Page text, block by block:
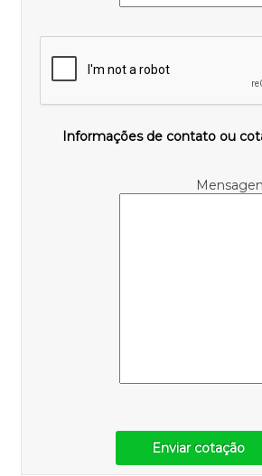
Informações de contato ou
Enviar cotação